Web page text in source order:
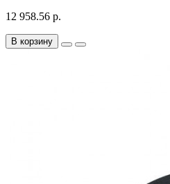
12 958.56 р.
В корзину